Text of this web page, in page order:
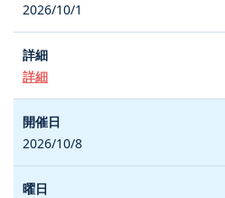
2026/10/1
詳細
2026/10/8